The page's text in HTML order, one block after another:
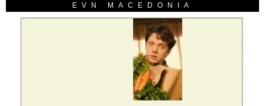
EVN MACEDONIA